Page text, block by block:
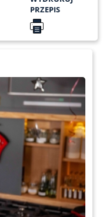
PRZEPIS